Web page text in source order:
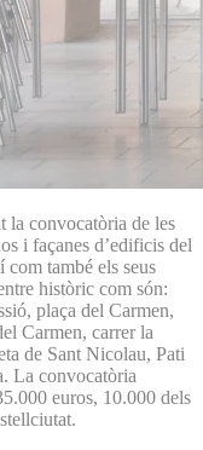
la convocatòria de les
i façanes d’edificis del
també els seus
històric com són:
plaça del Carmen,
Carmen, carrer la
de Sant Nicolau, Pati
La convocatòria
euros, 10.000 dels